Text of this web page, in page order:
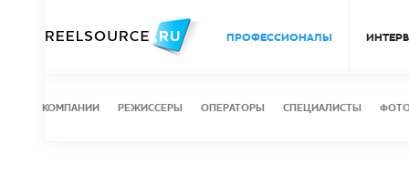
ПРОФЕССИОНАЛЫ
КОМПАНИИ РЕЖИССЕРЫ ОПЕРАТОРЫ СПЕЦИАЛИСТЫ